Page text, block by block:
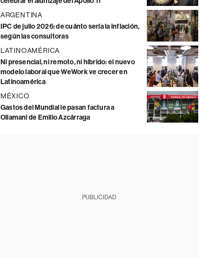
ARGENTINA
IPC de julio 2026: de cuánto sería la inflación,
según las consultoras
LATINOAMÉRICA
Ni presencial, ni remoto, ni híbrido: el nuevo
modelo laboral que WeWork ve crecer en
Latinoamérica
MÉXICO
Gastos del Mundial le pasan factura a
Ollamani de Emilio Azcárraga
PUBLICIDAD